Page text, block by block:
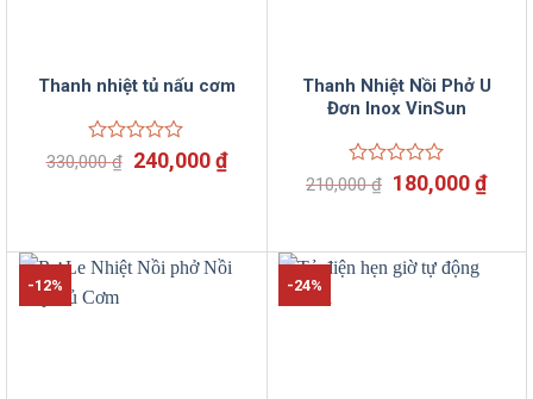
Thanh nhiệt tủ nấu cơm
Được
xếp
sao
330,000₫ Giá
240,000₫Giá
hiện
Thanh Nhiệt Nồi Phở U
Đơn Inox VinSun
Được
xếp
5
sao
210,000₫ Giá
gốc
210,000 ₫.
180,000₫Giá
hiện
là:
-12% -24%